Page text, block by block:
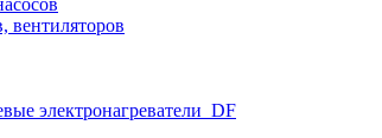
электронагреватели_DF